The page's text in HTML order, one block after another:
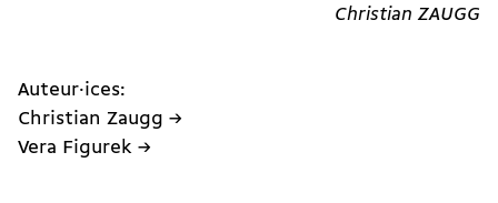
Christian ZAUGG
Auteur·ices:
Christian Zaugg →
Vera Figurek →